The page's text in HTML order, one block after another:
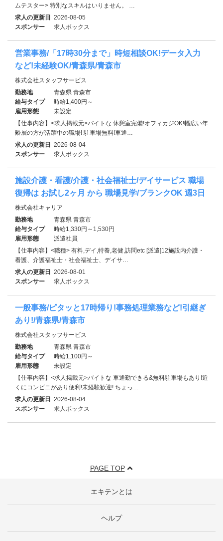
ムテスター> 特別なスキルはいりません。 …
求人の更新日 2026-08-05
スポンサー
求人ボックス
営業事務/「17時30分まで」時短相談OK!データ入力
など!未経験OK/青森県/青森市
株式会社スタッフサービス
勤務地
青森県 青森市
給与タイプ
時給1,400円～
雇用形態
未設定
【仕事内容】<求人掲載元>バイトな 休憩室完備!オフィカジOK!幅広い年
齢層の方が活躍中の職場! 駐車場無料!車通…
求人の更新日 2026-08-04
スポンサー
求人ボックス
施設介護・看護/介護・社会福祉士/デイサービス 職場
復帰は お試し2ヶ月 から 職場見学/ブランクOK 週3日
株式会社キャリア
勤務地
青森県 青森市
給与タイプ
時給1,330円～1,530円
雇用形態
派遣社員
【仕事内容】<職種> 有料,デイ,特養,老健,訪問etc [派遣]12施設内介護・
看護、介護福祉士・社会福祉士、デイサ…
求人の更新日 2026-08-01
スポンサー
求人ボックス
一般事務/ピタッと17時帰り!事務処理業務など!引継ぎ
あり!/青森県/青森市
株式会社スタッフサービス
勤務地
青森県 青森市
給与タイプ
時給1,100円～
雇用形態
未設定
【仕事内容】<求人掲載元>バイトな 車通勤できる&無料駐車場もあり!近
くにコンビニがあり便利!未経験歓迎! ちょっ…
求人の更新日 2026-08-04
スポンサー
求人ボックス
PAGE TOP
エキテンとは
ヘルプ